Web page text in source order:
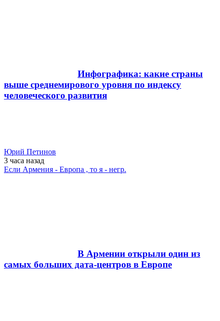
Инфографика: какие страны
выше среднемирового уровня по индексу
человеческого развития
Юрий Петинов
3 часа назад
Если Армения - Европа , то я - негр.
В Армении открыли один из
самых больших дата-центров в Европе